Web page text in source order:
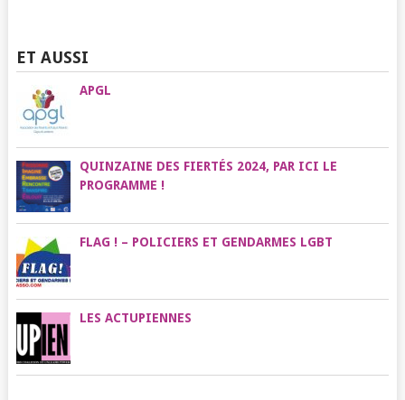
ET AUSSI
APGL
QUINZAINE DES FIERTÉS 2024, PAR ICI LE
PROGRAMME !
FLAG ! – POLICIERS ET GENDARMES LGBT
LES ACTUPIENNES